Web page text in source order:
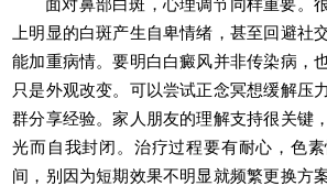
面对鼻部白斑，心理调节同样重要。
上明显的白斑产生自卑情绪，甚至回避社
能加重病情。要明白白癜风并非传染病，
只是外观改变。可以尝试正念冥想缓解压
群分享经验。家人朋友的理解支持很关键
光而自我封闭。治疗过程要有耐心，色
间，别因为短期效果不明显就频繁更换方